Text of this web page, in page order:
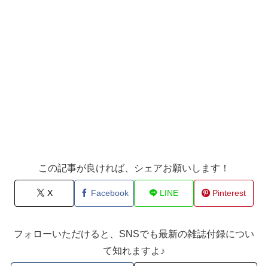
この記事が良ければ、シェアお願いします！
X Facebook LINE Pinterest
フォローいただけると、SNSでも最新の雑誌付録につい
て知れますよ♪